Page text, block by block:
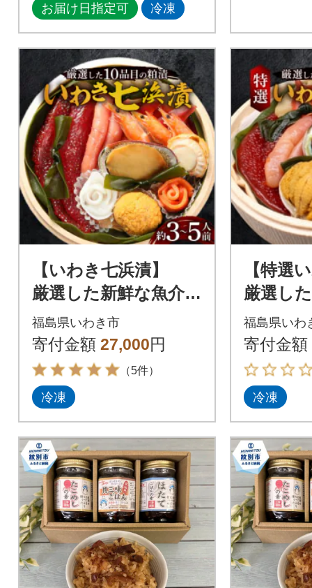
お届け日指定可 冷凍
【いわき七浜漬】
厳選した新鮮な魚介
10品目の粕漬/約3～
5人前
福島県いわき市
寄付金額 27,000円
（5件）
冷凍
【特選
厳選し
8品目の
前
福島県いわ
寄付金額
冷凍